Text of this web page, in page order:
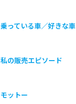
乗っている車／好きな車
私の販売エピソード
モットー